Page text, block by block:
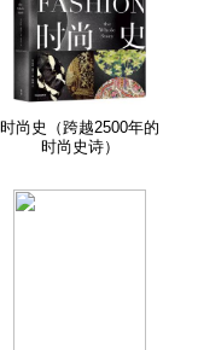
时尚史（跨越2500年的
时尚史诗）